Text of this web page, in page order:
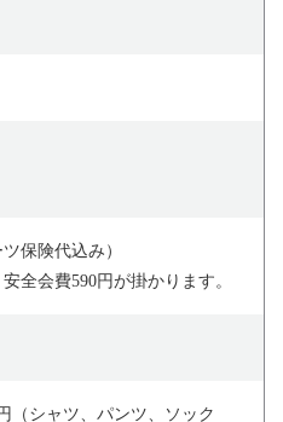
保険代込み）
全会費590円が掛かります。
シャツ、パンツ、ソック